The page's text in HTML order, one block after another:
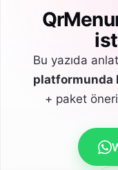
Bu yazıda
platformunda
+ paket